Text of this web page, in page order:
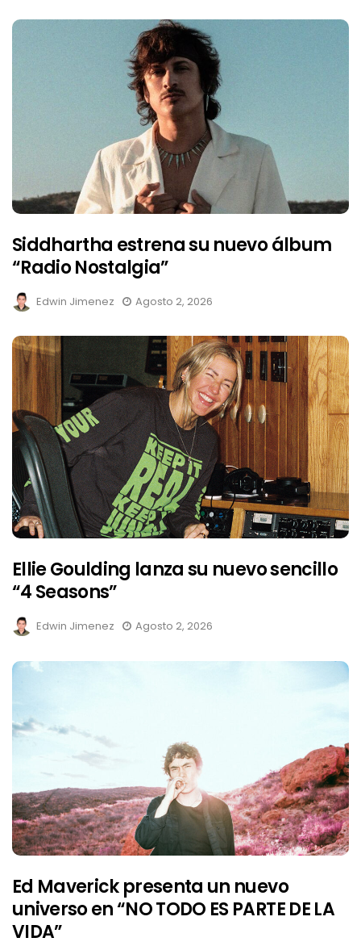
Siddhartha estrena su nuevo álbum
“Radio Nostalgia”
Edwin Jimenez Agosto 2, 2026
Ellie Goulding lanza su nuevo sencillo
“4 Seasons”
Edwin Jimenez Agosto 2, 2026
Ed Maverick presenta un nuevo
universo en “NO TODO ES PARTE DE LA
VIDA”